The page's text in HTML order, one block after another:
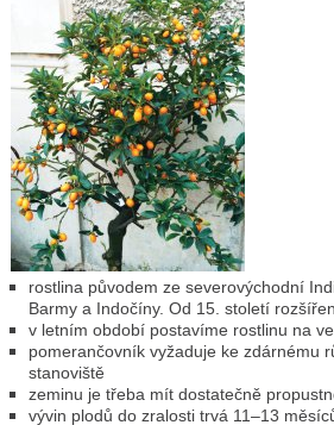
rostlina původem ze severovýchodní
Barmy a Indočíny. Od 15. století
v letním období postavíme rostlinu na
pomerančovník vyžaduje ke zdárnému
stanoviště
zeminu je třeba mít dostatečně
vývin plodů do zralosti trvá 11–13